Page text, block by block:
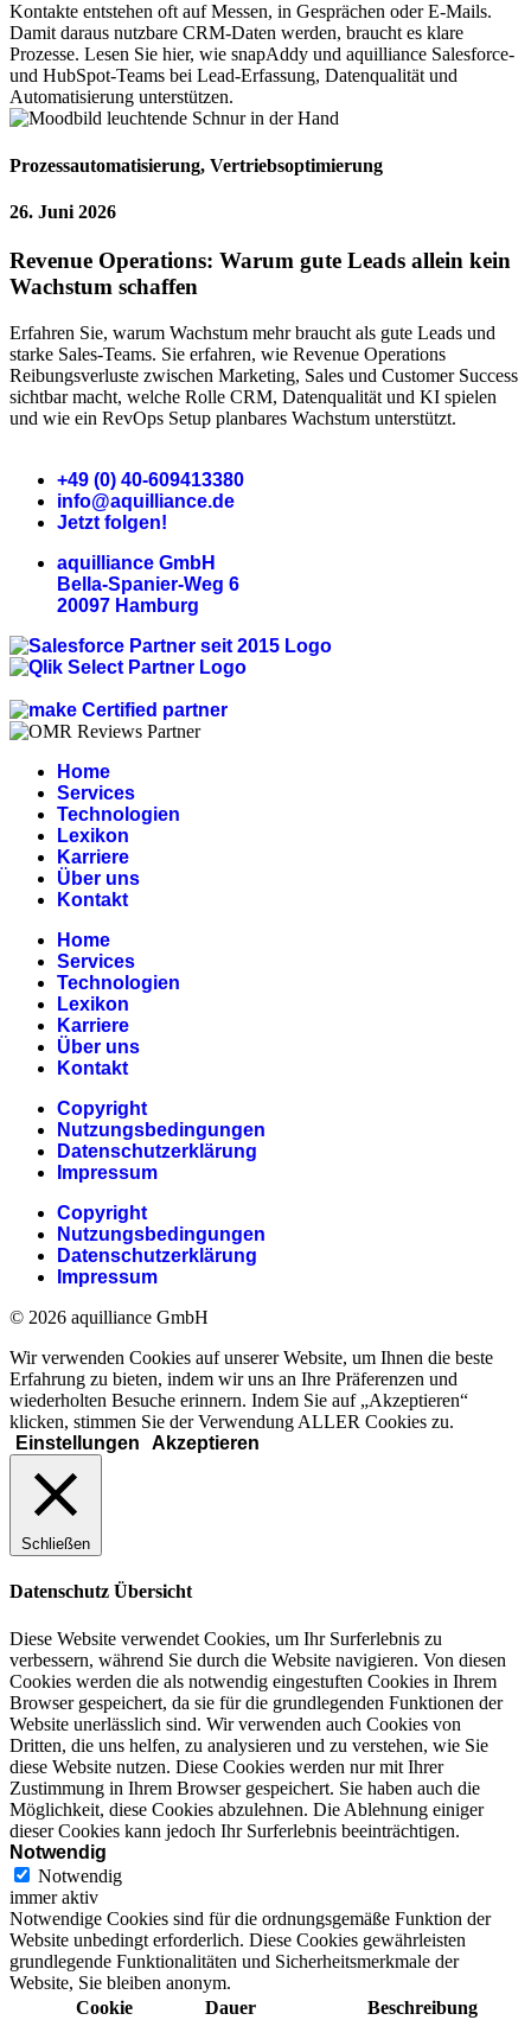
Kontakte entstehen oft auf Messen, in Gesprächen oder E-Mails.
Damit daraus nutzbare CRM-Daten werden, braucht es klare
Prozesse. Lesen Sie hier, wie snapAddy und aquilliance Salesforce-
und HubSpot-Teams bei Lead-Erfassung, Datenqualität und
Automatisierung unterstützen.
Prozessautomatisierung, Vertriebsoptimierung
26. Juni 2026
Revenue Operations: Warum gute Leads allein kein
Wachstum schaffen
Erfahren Sie, warum Wachstum mehr braucht als gute Leads und
starke Sales-Teams. Sie erfahren, wie Revenue Operations
Reibungsverluste zwischen Marketing, Sales und Customer Success
sichtbar macht, welche Rolle CRM, Datenqualität und KI spielen
und wie ein RevOps Setup planbares Wachstum unterstützt.
+49 (0) 40-609413380
info@aquilliance.de
Jetzt folgen!
aquilliance GmbH
Bella-Spanier-Weg 6
20097 Hamburg
Home
Services
Technologien
Lexikon
Karriere
Über uns
Kontakt
Home
Services
Technologien
Lexikon
Karriere
Über uns
Kontakt
Copyright
Nutzungsbedingungen
Datenschutzerklärung
Impressum
Copyright
Nutzungsbedingungen
Datenschutzerklärung
Impressum
© 2026 aquilliance GmbH
Wir verwenden Cookies auf unserer Website, um Ihnen die beste
Erfahrung zu bieten, indem wir uns an Ihre Präferenzen und
wiederholten Besuche erinnern. Indem Sie auf „Akzeptieren“
klicken, stimmen Sie der Verwendung ALLER Cookies zu.
Einstellungen
Akzeptieren
Schließen
Datenschutz Übersicht
Diese Website verwendet Cookies, um Ihr Surferlebnis zu
verbessern, während Sie durch die Website navigieren. Von diesen
Cookies werden die als notwendig eingestuften Cookies in Ihrem
Browser gespeichert, da sie für die grundlegenden Funktionen der
Website unerlässlich sind. Wir verwenden auch Cookies von
Dritten, die uns helfen, zu analysieren und zu verstehen, wie Sie
diese Website nutzen. Diese Cookies werden nur mit Ihrer
Zustimmung in Ihrem Browser gespeichert. Sie haben auch die
Möglichkeit, diese Cookies abzulehnen. Die Ablehnung einiger
dieser Cookies kann jedoch Ihr Surferlebnis beeinträchtigen.
Notwendig
Notwendig
immer aktiv
Notwendige Cookies sind für die ordnungsgemäße Funktion der
Website unbedingt erforderlich. Diese Cookies gewährleisten
grundlegende Funktionalitäten und Sicherheitsmerkmale der
Website, Sie bleiben anonym.
Cookie
Dauer Beschreibung